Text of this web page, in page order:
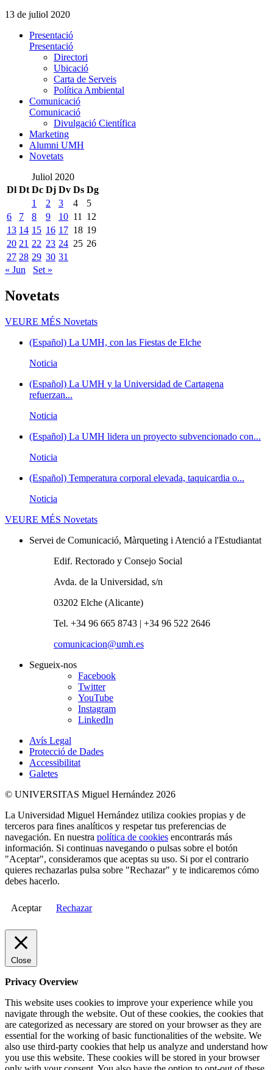
13 de juliol 2020
Presentació
Presentació
Directori
Ubicació
Carta de Serveis
Política Ambiental
Comunicació
Comunicació
Divulgació Científica
Marketing
Alumni UMH
Novetats
Juliol 2020
Dl Dt Dc Dj Dv Ds Dg
1
2 3 4
5
6
7 8 9 10 11
12
13 14 15 16 17 18 19
20 21 22 23 24 25 26
27 28 29 30 31
« Jun
Set »
Novetats
VEURE MÉS Novetats
(Español) La UMH, con las Fiestas de Elche
Noticia
(Español) La UMH y la Universidad de Cartagena
refuerzan...
Noticia
(Español) La UMH lidera un proyecto subvencionado con...
Noticia
(Español) Temperatura corporal elevada, taquicardia o...
Noticia
VEURE MÉS Novetats
Servei de Comunicació, Màrqueting i Atenció a l'Estudiantat
Edif. Rectorado y Consejo Social
Avda. de la Universidad, s/n
03202 Elche (Alicante)
Tel. +34 96 665 8743 | +34 96 522 2646
comunicacion@umh.es
Segueix-nos
Facebook
Twitter
YouTube
Instagram
LinkedIn
Avís Legal
Protecció de Dades
Accessibilitat
Galetes
© UNIVERSITAS Miguel Hernández 2026
La Universidad Miguel Hernández utiliza cookies propias y de
terceros para fines analíticos y respetar tus preferencias de
navegación. En nuestra política de cookies encontrarás más
información. Si continuas navegando o pulsas sobre el botón
"Aceptar", consideramos que aceptas su uso. Si por el contrario
quieres rechazarlas pulsa sobre "Rechazar" y te indicaremos cómo
debes hacerlo.
Aceptar Rechazar
Close
Privacy Overview
This website uses cookies to improve your experience while you
navigate through the website. Out of these cookies, the cookies that
are categorized as necessary are stored on your browser as they are
essential for the working of basic functionalities of the website. We
also use third-party cookies that help us analyze and understand how
you use this website. These cookies will be stored in your browser